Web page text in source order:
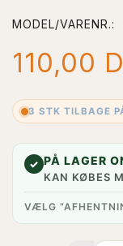
MODEL/VARENR.:
110,00
3 STK TILBAGE
✓ PÅ LAGER
KAN KØBES
VÆLG